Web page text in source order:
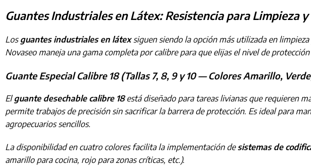
Guantes Industriales en Látex: Resistencia para Limpieza
Losguantes industriales en látexsiguen siendo la opción más utilizada en
Novaseo maneja una gama completa por calibre para que elijas el nivel de
Guante Especial Calibre 18 (Tallas 7, 8, 9 y 10 — Colores Amarillo,
Elguante desechable calibre 18está diseñado para tareas livianas que requieren
permite trabajos de precisión sin sacrificar la barrera de protección. Es ideal para
agropecuarios sencillos.
La disponibilidad en cuatro colores facilita la implementación de sistemas de
amarillo para cocina, rojo para zonas críticas, etc.).